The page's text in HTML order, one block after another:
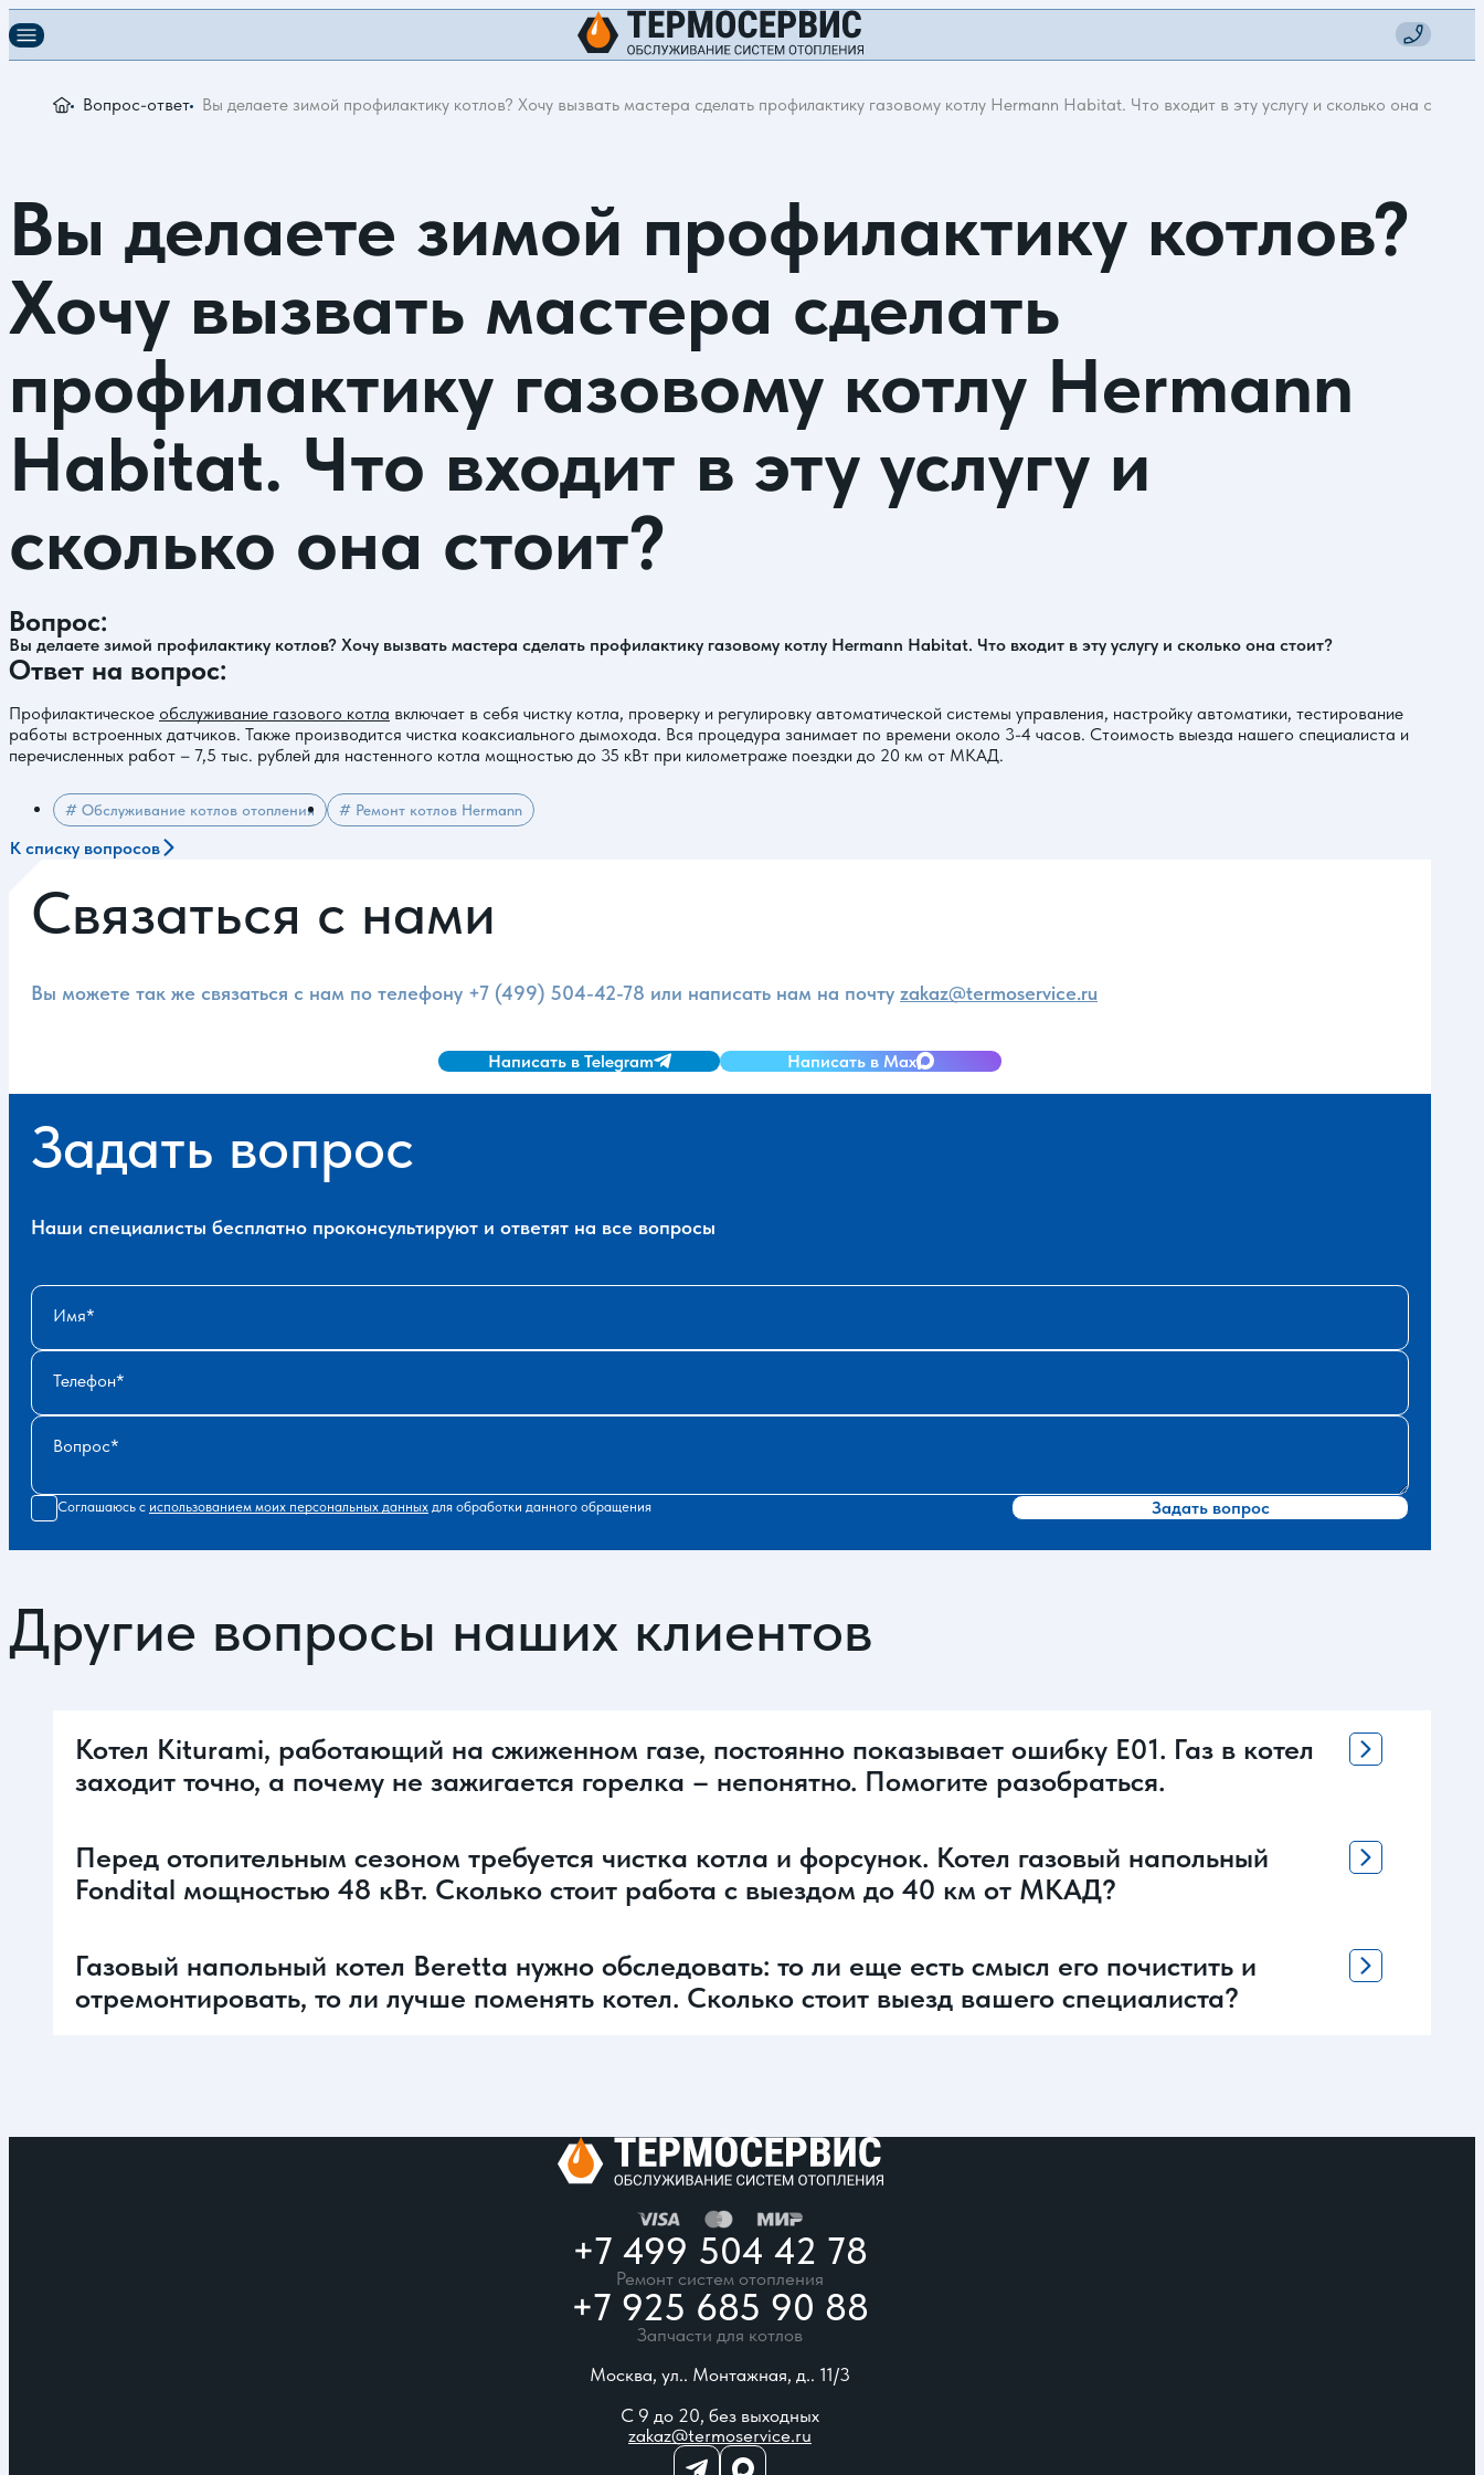
Вопрос-ответ Вы делаете зимой профилактику котлов? Хочу вызвать мастера сделать профилактику газовому котлу Hermann Habitat. Что входит в эту услугу и сколько она стоит?
Вы делаете зимой профилактику котлов?
Хочу вызвать мастера сделать
профилактику газовому котлу Hermann
Habitat. Что входит в эту услугу и
сколько она стоит?
Вопрос:
Вы делаете зимой профилактику котлов? Хочу вызвать мастера сделать профилактику газовому котлу Hermann Habitat. Что входит в эту услугу и сколько она стоит?
Ответ на вопрос:
Профилактическое обслуживание газового котла включает в себя чистку котла, проверку и регулировку автоматической системы управления, настройку автоматики, тестирование
работы встроенных датчиков. Также производится чистка коаксиального дымохода. Вся процедура занимает по времени около 3-4 часов. Стоимость выезда нашего специалиста и
перечисленных работ – 7,5 тыс. рублей для настенного котла мощностью до 35 кВт при километраже поездки до 20 км от МКАД.
# Обслуживание котлов отопления # Ремонт котлов Hermann
К списку вопросов
Связаться с нами
Вы можете так же связаться с нам по телефону +7 (499) 504-42-78 или написать нам на почту zakaz@termoservice.ru
Написать в Telegram Написать в Max
Задать вопрос
Наши специалисты бесплатно проконсультируют и ответят на все вопросы
Имя
Телефон
Вопрос
Соглашаюсь с использованием моих персональных данных для обработки данного обращения Задать вопрос
Другие вопросы наших клиентов
Котел Kiturami, работающий на сжиженном газе, постоянно показывает ошибку Е01. Газ в котел
заходит точно, а почему не зажигается горелка – непонятно. Помогите разобраться.
Перед отопительным сезоном требуется чистка котла и форсунок. Котел газовый напольный
Fondital мощностью 48 кВт. Сколько стоит работа с выездом до 40 км от МКАД?
Газовый напольный котел Beretta нужно обследовать: то ли еще есть смысл его почистить и
отремонтировать, то ли лучше поменять котел. Сколько стоит выезд вашего специалиста?
+7 499 504 42 78
Ремонт систем отопления
+7 925 685 90 88
Запчасти для котлов
Москва, ул.. Монтажная, д.. 11/3
С 9 до 20, без выходных
zakaz@termoservice.ru